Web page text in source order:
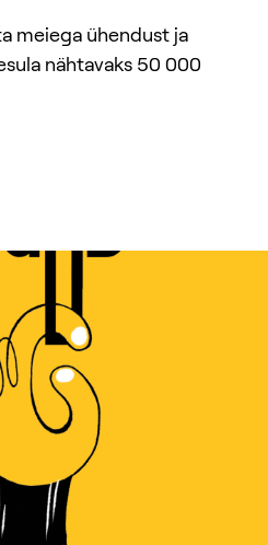
meiega ühendust ja
nähtavaks 50 000